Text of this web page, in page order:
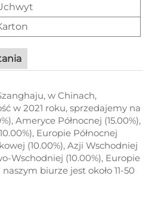
w Chinach,
w 2021 roku, sprzedajemy na
Ameryce Północnej (15.00%),
Europie Północnej
(10.00%), Azji Wschodniej
Wschodniej (10.00%), Europie
biurze jest około 11-50